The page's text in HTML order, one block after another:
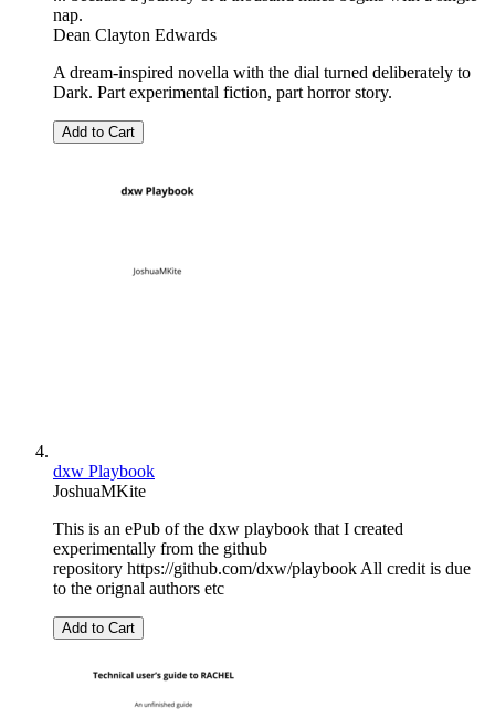
nap.
Dean Clayton Edwards
A dream-inspired novella with the dial turned deliberately to
Dark. Part experimental fiction, part horror story.
Add to Cart
dxw Playbook
JoshuaMKite
This is an ePub of the dxw playbook that I created
experimentally from the github
repository https://github.com/dxw/playbook All credit is due
to the orignal authors etc
Add to Cart